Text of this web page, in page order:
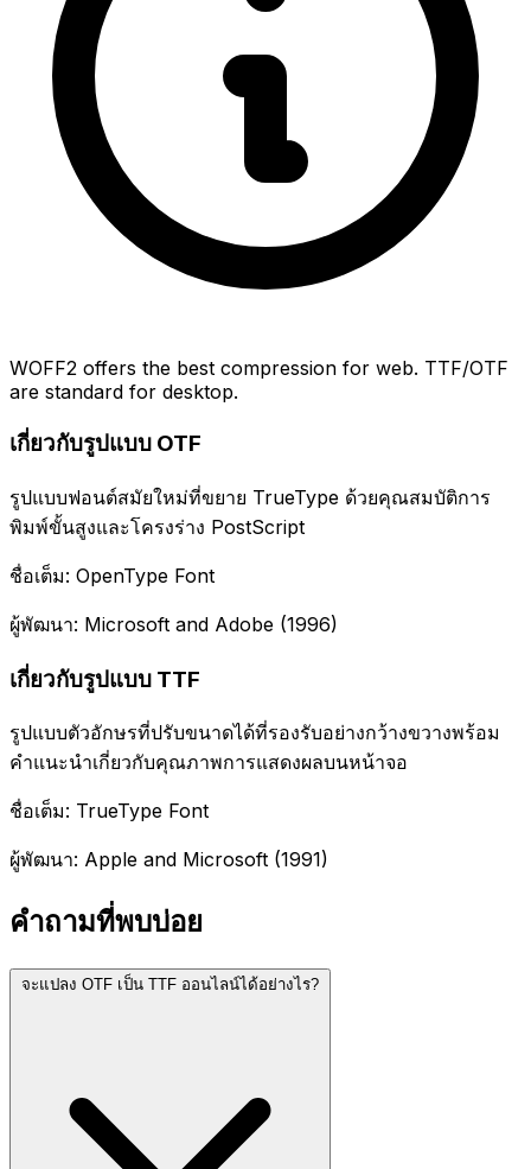
WOFF2 offers the best compression for web. TTF/OTF
are standard for desktop.
เกี่ยวกับรูปแบบ OTF
รูปแบบฟอนต์สมัยใหม่ที่ขยาย TrueType ด้วยคุณสมบัติการ
พิมพ์ขั้นสูงและโครงร่าง PostScript
ชื่อเต็ม: OpenType Font
ผู้พัฒนา: Microsoft and Adobe (1996)
เกี่ยวกับรูปแบบ TTF
รูปแบบตัวอักษรที่ปรับขนาดได้ที่รองรับอย่างกว้างขวางพร้อม
คำแนะนำเกี่ยวกับคุณภาพการแสดงผลบนหน้าจอ
ชื่อเต็ม: TrueType Font
ผู้พัฒนา: Apple and Microsoft (1991)
คำถามที่พบบ่อย
จะแปลง OTF เป็น TTF ออนไลน์ได้อย่างไร?